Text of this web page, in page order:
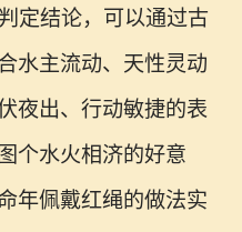
定结论，可以通过古
水主流动、天性灵动
夜出、行动敏捷的表
个水火相济的好意
年佩戴红绳的做法实